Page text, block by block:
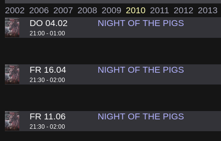
2002 2006 2007 2008 2009 2010 2011 2012 2013
DO 04.02
21:00 - 01:00
NIGHT OF THE PIGS
FR 16.04
21:30 - 02:00
NIGHT OF THE PIGS
FR 11.06
21:30 - 02:00
NIGHT OF THE PIGS